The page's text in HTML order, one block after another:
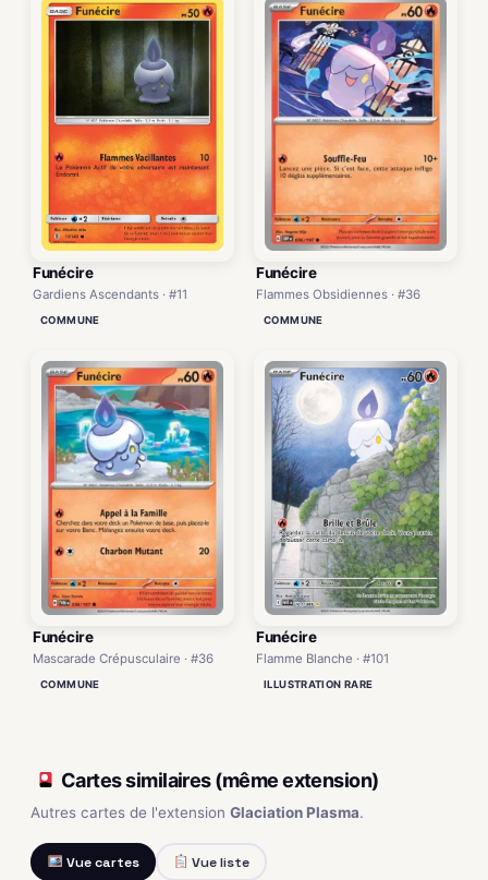
Funécire
Gardiens Ascendants · #11
COMMUNE
Funécire
Flammes Obsidiennes · #36
COMMUNE
Funécire
Mascarade Crépusculaire · #36
COMMUNE
Funécire
Flamme Blanche · #101
ILLUSTRATION RARE
Cartes similaires (même extension)
Autres cartes de l'extension Glaciation Plasma.
Vue cartes Vue liste